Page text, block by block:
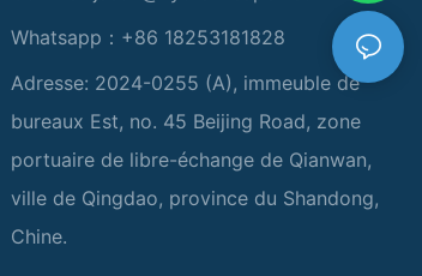
Whatsapp：+86 18253181828
Adresse: 2024-0255 (A), immeuble de
bureaux Est, no. 45 Beijing Road, zone
portuaire de libre-échange de Qianwan,
ville de Qingdao, province du Shandong,
Chine.